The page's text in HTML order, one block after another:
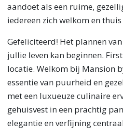
aandoet als een ruime,
iedereen zich welkom en
Gefeliciteerd! Het plannen
jullie leven kan beginnen.
locatie. Welkom bij Mansion
essentie van puurheid en
met een luxueuze culinaire
gehuisvest in een prachtig
elegantie en verfijning